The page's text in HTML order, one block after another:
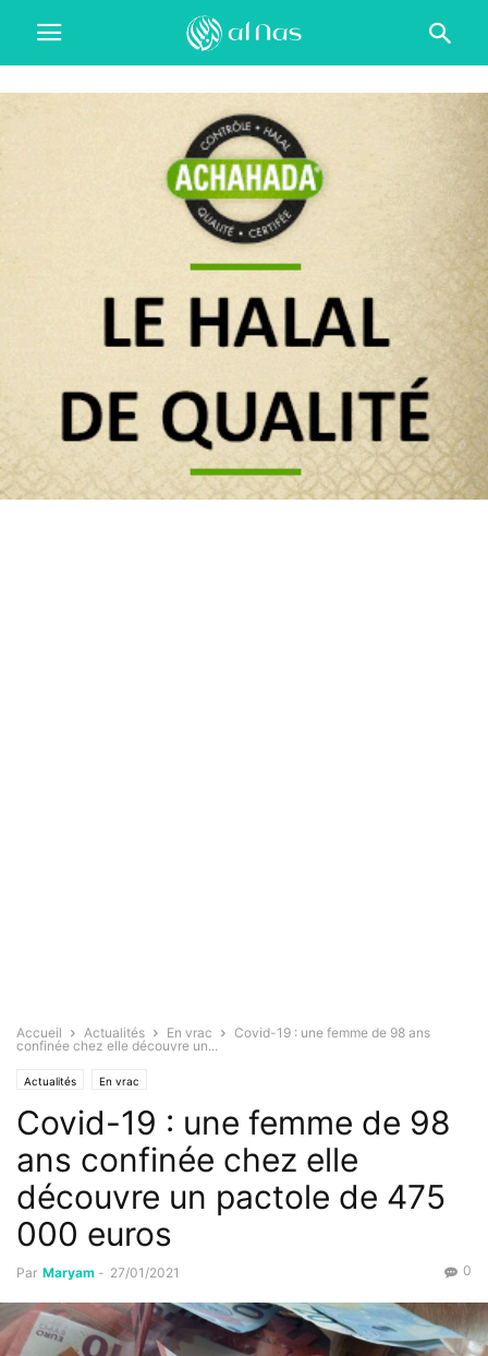
Accueil Actualités En vrac
Covid-19 : une femme de 98 ans
confinée chez elle découvre un...
Actualités En vrac
Covid-19 : une femme de 98
ans confinée chez elle
découvre un pactole de 475
000 euros
Par Maryam - 27/01/2021 0